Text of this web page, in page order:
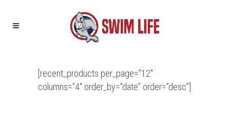
[recent_products per_page=”12″
columns=”4″ order_by=”date” order=”desc”]